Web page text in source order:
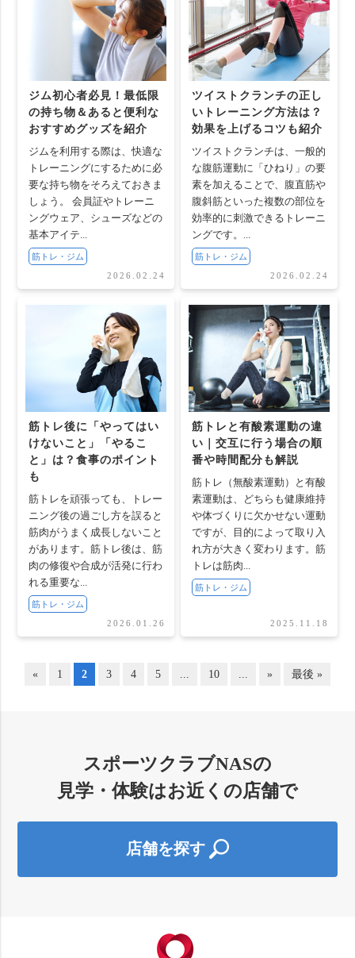
ジム初心者必見！最低限
の持ち物＆あると便利な
おすすめグッズを紹介
ジムを利用する際は、快適な
トレーニングにするために必
要な持ち物をそろえておきま
しょう。 会員証やトレーニ
ングウェア、シューズなどの
基本アイテ...
筋トレ・ジム
2026.02.24
ツイストクランチの正し
いトレーニング方法は？
効果を上げるコツも紹介
ツイストクランチは、一般的
な腹筋運動に「ひねり」の要
素を加えることで、腹直筋や
腹斜筋といった複数の部位を
効率的に刺激できるトレーニ
ングです。...
筋トレ・ジム
2026.02.24
筋トレ後に「やってはい
けないこと」「やるこ
と」は？食事のポイント
も
筋トレを頑張っても、トレー
ニング後の過ごし方を誤ると
筋肉がうまく成長しないこと
があります。筋トレ後は、筋
肉の修復や合成が活発に行わ
れる重要な...
筋トレ・ジム
2026.01.26
筋トレと有酸素運動の違
い｜交互に行う場合の順
番や時間配分も解説
筋トレ（無酸素運動）と有酸
素運動は、どちらも健康維持
や体づくりに欠かせない運動
ですが、目的によって取り入
れ方が大きく変わります。筋
トレは筋肉...
筋トレ・ジム
2025.11.18
« 1 2 3 4 5 ... 10 ... » 最後 »
スポーツクラブNASの
見学・体験はお近くの店舗で
店舗を探す